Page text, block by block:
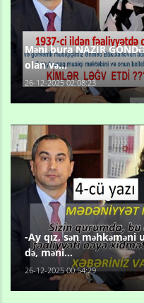
Məni bura NAZİR
olan və...
26-12-2025 02:08:23
-Ay qız, sən məhkəməni
də, məni...
26-12-2025 00:54:29